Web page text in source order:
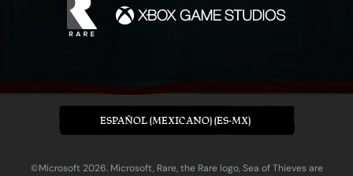
ESPAÑOL (MEXICANO) (ES-MX)
©Microsoft 2026. Microsoft, Rare, the Rare logo, Sea of Thieves are